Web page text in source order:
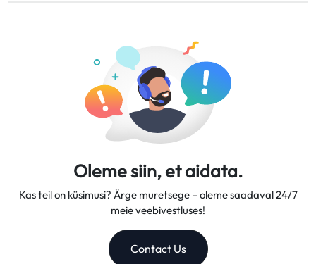
Oleme siin, et aidata.
Kas teil on küsimusi? Ärge muretsege – oleme saadaval 24/7
meie veebivestluses!
Contact Us